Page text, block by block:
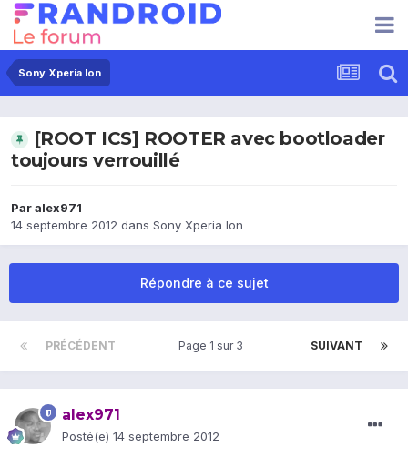
Sony Xperia Ion
[ROOT ICS] ROOTER avec bootloader
toujours verrouillé
Paralex971
14 septembre 2012 dans Sony Xperia Ion
Répondre à ce sujet
PRÉCÉDENT SUIVANT
Page 1 sur 3
alex971
Posté(e) 14 septembre 2012